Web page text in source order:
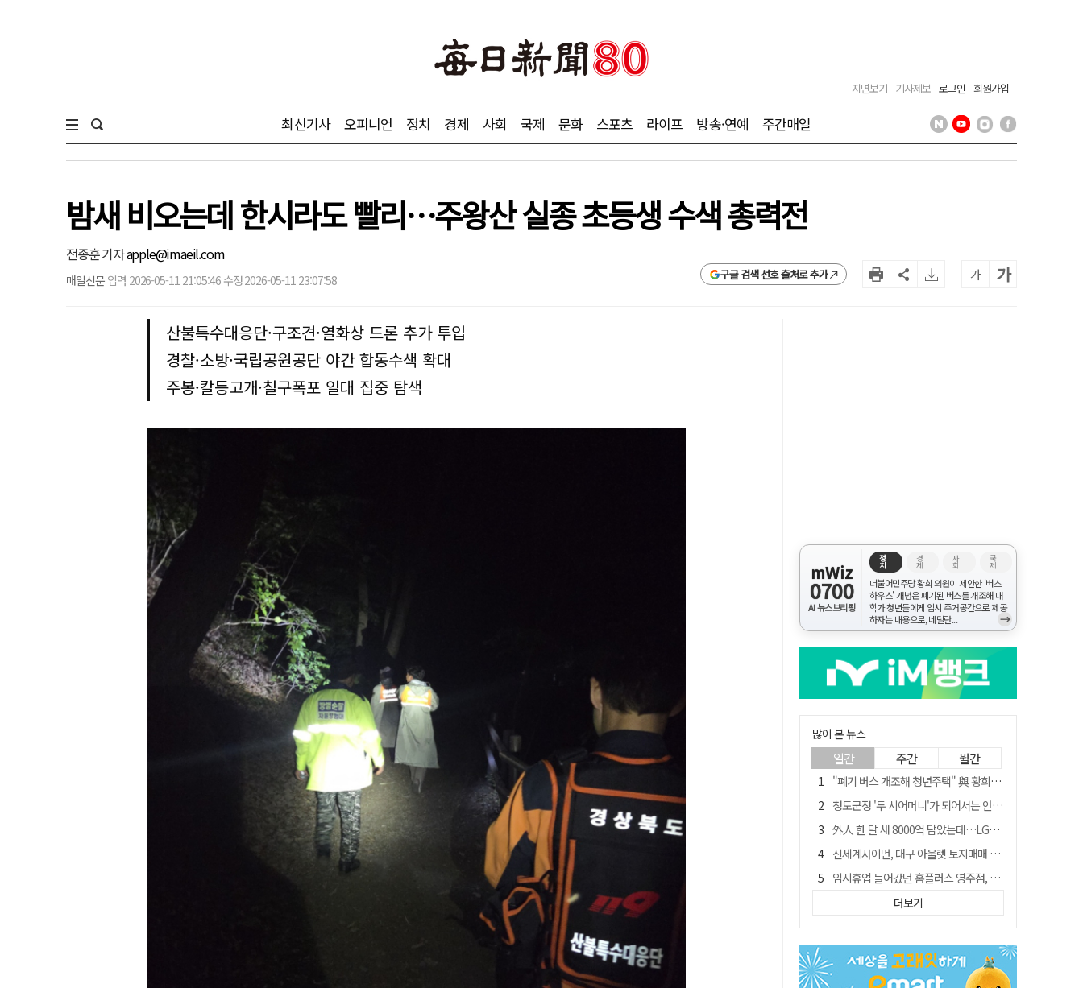
지면보기 기사제보 로그인 회원가입
최신기사 오피니언 정치 경제 사회 국제 문화 스포츠 라이프 방송·연예 주간매일
밤새 비오는데 한시라도 빨리…주왕산 실종 초등생 수색 총력전
전종훈 기자apple@imaeil.com
매일신문 입력 2026-05-11 21:05:46 수정 2026-05-11 23:07:58 구글 검색 선호 출처로 추가 가 가
산불특수대응단·구조견·열화상 드론 추가 투입
경찰·소방·국립공원공단 야간 합동수색 확대
주봉·칼등고개·칠구폭포 일대 집중 탐색
mWiz
0700
AI 뉴스브리핑
정
치
경
제
사
회
국
제
더불어민주당 황희 의원이 제안한 '버스
하우스' 개념은 폐기된 버스를 개조해 대
학가 청년들에게 임시 주거공간으로 제공
하자는 내용으로, 네덜란...
→
많이 본 뉴스
일간 주간 월간
"폐기 버스 개조해 청년주택" 與 황희…'딸 학비는 年 4200만원'
청도군정 '두 시어머니'가 되어서는 안된다
外人 한 달 새 8000억 담았는데…LG이노텍 목표주가는 왜 엇갈릴까
신세계사이먼, 대구 아울렛 토지매매 계약 체결… 사업 본궤도
임시휴업 들어갔던 홈플러스 영주점, 7일 영업 재개…지하 1층만 운영
SK하이닉스, 주당 375원 분기 배당 공시…"3분기 중 주주환원 방안 확정"
"상법개정해도 주주가 '봉'"…하이닉스 솔리다임 상장설에 술렁[개미와글와글]
전북 경찰 간부 '女교사 몰카' 아들 폰 부수고…"처벌 못하는 사안" 내부망에 글
더보기